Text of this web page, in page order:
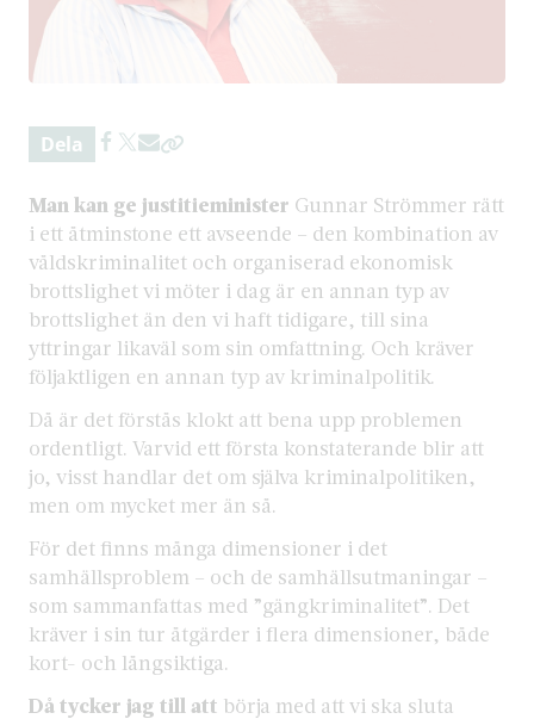
Dela
Man kan ge justitieminister Gunnar Strömmer rätt
i ett åtminstone ett avseende – den kombination av
våldskriminalitet och organiserad ekonomisk
brottslighet vi möter i dag är en annan typ av
brottslighet än den vi haft tidigare, till sina
yttringar likaväl som sin omfattning. Och kräver
följaktligen en annan typ av kriminalpolitik.
Då är det förstås klokt att bena upp problemen
ordentligt. Varvid ett första konstaterande blir att
jo, visst handlar det om själva kriminalpolitiken,
men om mycket mer än så.
För det finns många dimensioner i det
samhällsproblem – och de samhällsutmaningar –
som sammanfattas med ”gängkriminalitet”. Det
kräver i sin tur åtgärder i flera dimensioner, både
kort- och långsiktiga.
Då tycker jag till att börja med att vi ska sluta